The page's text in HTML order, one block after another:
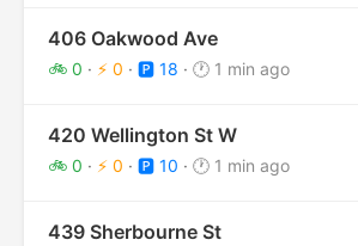
406 Oakwood Ave
🚲 0 · ⚡ 0 · 🅿️ 18 · 🕐 1 min ago
420 Wellington St W
🚲 0 · ⚡ 0 · 🅿️ 10 · 🕐 1 min ago
439 Sherbourne St